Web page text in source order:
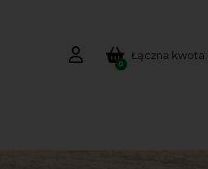
0
Łączna kwota: